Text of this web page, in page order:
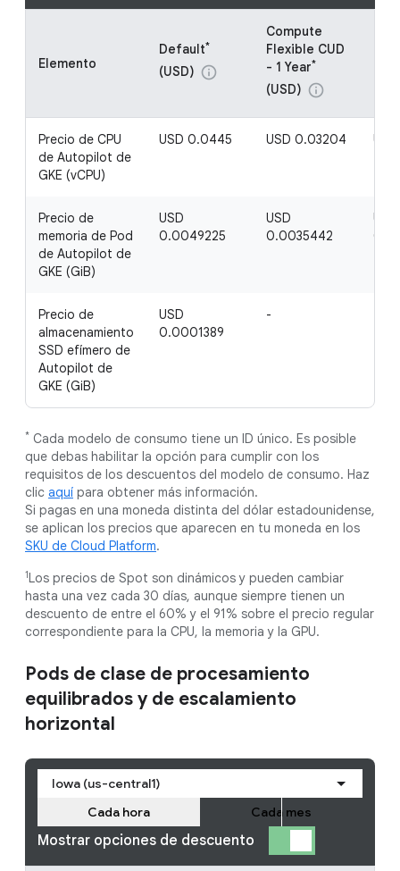
Elemento
Default*
(USD) info
Compute
Flexible CUD
- 1 Year*
(USD) info
Precio de CPU
de Autopilot de
GKE (vCPU)
USD 0.0445 USD 0.03204
Precio de
memoria de Pod
de Autopilot de
GKE (GiB)
USD
0.0049225
USD
0.0035442
USD
Precio de
almacenamiento
SSD efímero de
Autopilot de
GKE (GiB)
USD
0.0001389
-
* Cada modelo de consumo tiene un ID único. Es posible
que debas habilitar la opción para cumplir con los
requisitos de los descuentos del modelo de consumo. Haz
clic aquí para obtener más información.
Si pagas en una moneda distinta del dólar estadounidense,
se aplican los precios que aparecen en tu moneda en los
SKU de Cloud Platform.
1Los precios de Spot son dinámicos y pueden cambiar
hasta una vez cada 30 días, aunque siempre tienen un
descuento de entre el 60% y el 91% sobre el precio regular
correspondiente para la CPU, la memoria y la GPU.
Pods de clase de procesamiento
equilibrados y de escalamiento
horizontal
Iowa (us-central1)
Mostrar opciones de descuento
Cada hora Cada mes